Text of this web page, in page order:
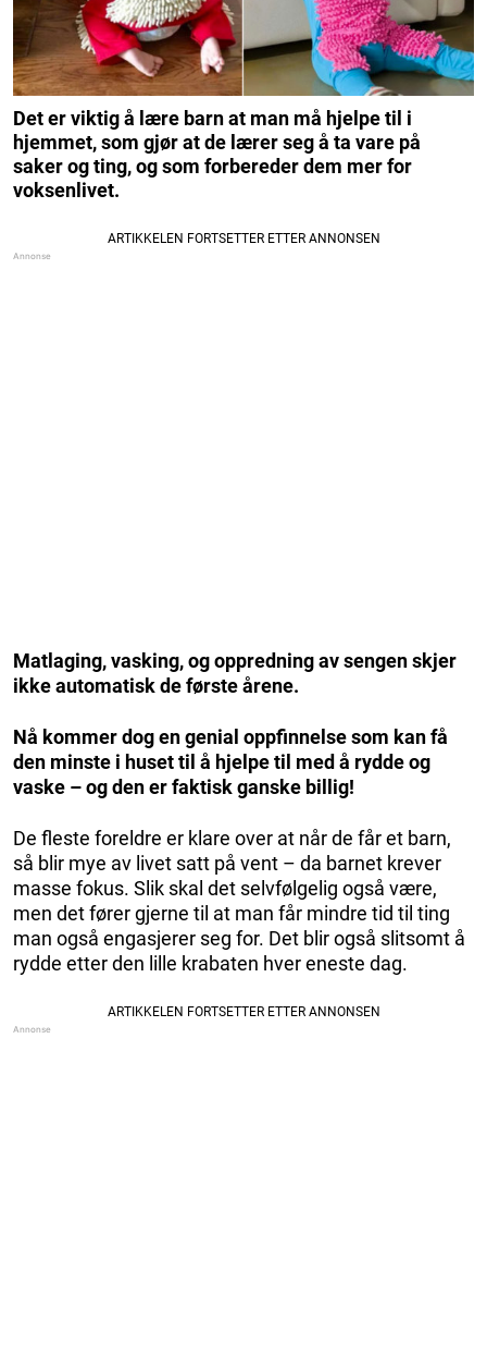
Det er viktig å lære barn at man må hjelpe til i
hjemmet, som gjør at de lærer seg å ta vare på
saker og ting, og som forbereder dem mer for
voksenlivet.
Matlaging, vasking, og oppredning av sengen skjer
ikke automatisk de første årene.
Nå kommer dog en genial oppfinnelse som kan få
den minste i huset til å hjelpe til med å rydde og
vaske – og den er faktisk ganske billig!
De fleste foreldre er klare over at når de får et barn,
så blir mye av livet satt på vent – da barnet krever
masse fokus. Slik skal det selvfølgelig også være,
men det fører gjerne til at man får mindre tid til ting
man også engasjerer seg for. Det blir også slitsomt å
rydde etter den lille krabaten hver eneste dag.